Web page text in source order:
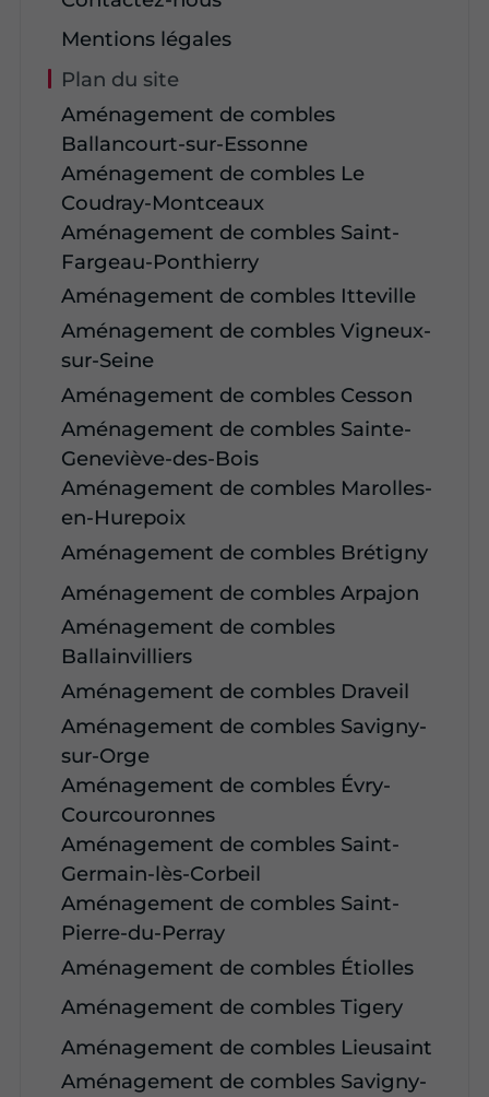
Mentions légales
Plan du site
Aménagement de combles
Ballancourt-sur-Essonne
Aménagement de combles Le
Coudray-Montceaux
Aménagement de combles Saint-
Fargeau-Ponthierry
Aménagement de combles Itteville
Aménagement de combles Vigneux-
sur-Seine
Aménagement de combles Cesson
Aménagement de combles Sainte-
Geneviève-des-Bois
Aménagement de combles Marolles-
en-Hurepoix
Aménagement de combles Brétigny
Aménagement de combles Arpajon
Aménagement de combles
Ballainvilliers
Aménagement de combles Draveil
Aménagement de combles Savigny-
sur-Orge
Aménagement de combles Évry-
Courcouronnes
Aménagement de combles Saint-
Germain-lès-Corbeil
Aménagement de combles Saint-
Pierre-du-Perray
Aménagement de combles Étiolles
Aménagement de combles Tigery
Aménagement de combles Lieusaint
Aménagement de combles Savigny-